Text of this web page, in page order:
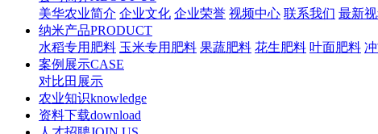
美华农业简介 企业文化 企业荣誉 视频中心 联系我们 最新
纳米产品PRODUCT
水稻专用肥料 玉米专用肥料 果蔬肥料 花生肥料 叶面肥料
案例展示CASE
对比田展示
农业知识knowledge
资料下载download